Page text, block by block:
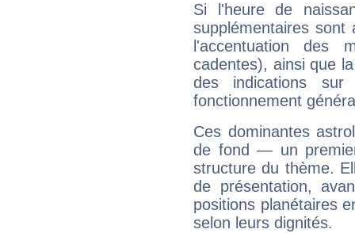
Si l'heure de
supplémentaires sont
l'accentuation des
cadentes), ainsi que
des indications sur
fonctionnement
Ces dominantes
de fond — un
structure du thème.
de présentation,
positions planétaires
selon leurs dignités.